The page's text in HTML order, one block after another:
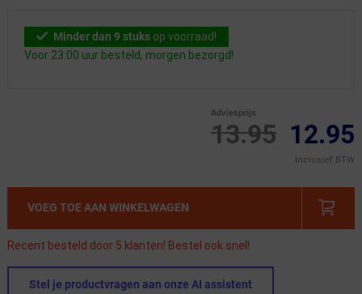
Minder dan 9 stuks op voorraad!
Voor 23:00 uur besteld, morgen bezorgd!
13.95
Adviesprijs
12.95
Inclusief BTW
VOEG TOE AAN WINKELWAGEN
Recent besteld door 5 klanten! Bestel ook snel!
Stel je productvragen aan onze AI assistent